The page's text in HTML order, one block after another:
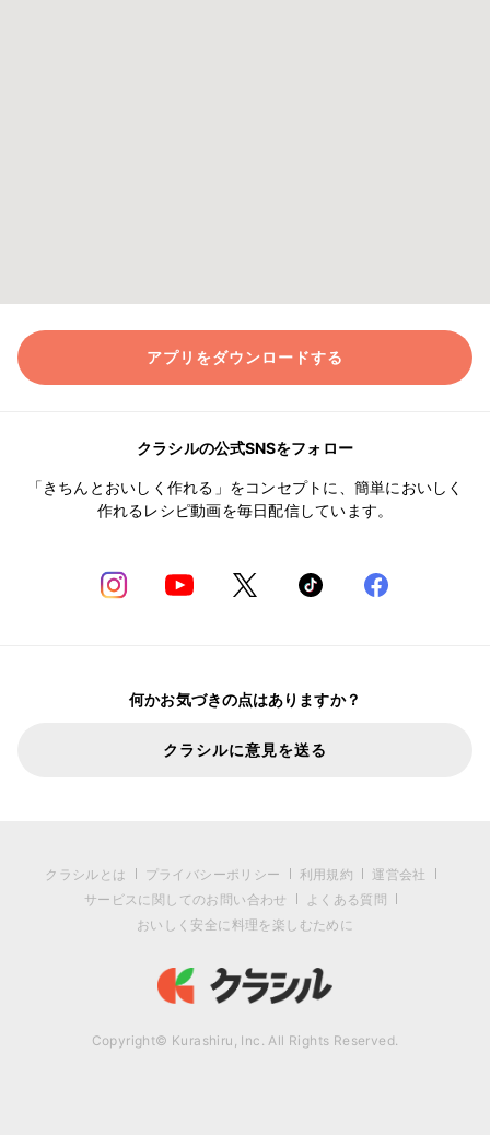
アプリをダウンロードする
クラシルの公式SNSをフォロー
「きちんとおいしく作れる」をコンセプトに、簡単においしく
作れるレシピ動画を毎日配信しています。
何かお気づきの点はありますか？
クラシルに意見を送る
クラシルとは プライバシーポリシー 利用規約
運営会社
サービスに関してのお問い合わせ
よくある質問
おいしく安全に料理を楽しむために
Copyright© Kurashiru, Inc. All Rights Reserved.